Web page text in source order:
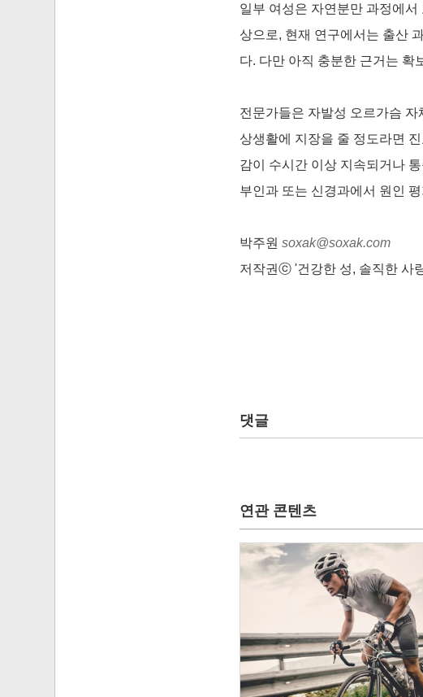
일부 여성은 자연분만 과정에
상으로, 현재 연구에서는 출산
다. 다만 아직 충분한 근거는 확
전문가들은 자발성 오르가슴
상생활에 지장을 줄 정도라면
감이 수시간 이상 지속되거나
부인과 또는 신경과에서 원인
박주원 soxak@soxak.com
저작권ⓒ '건강한 성, 솔직한 사
댓글
연관 콘텐츠